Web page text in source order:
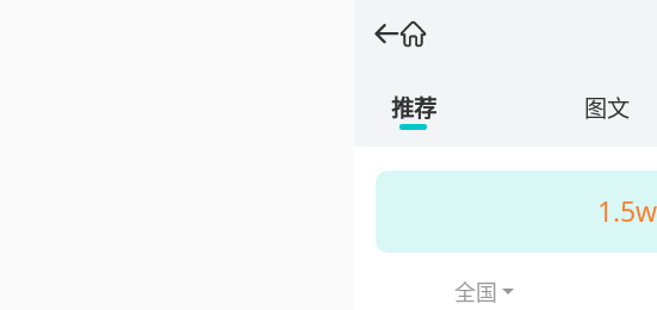
推荐 图文
1.5w
全国